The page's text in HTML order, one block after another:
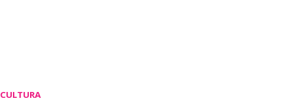
CULTURA